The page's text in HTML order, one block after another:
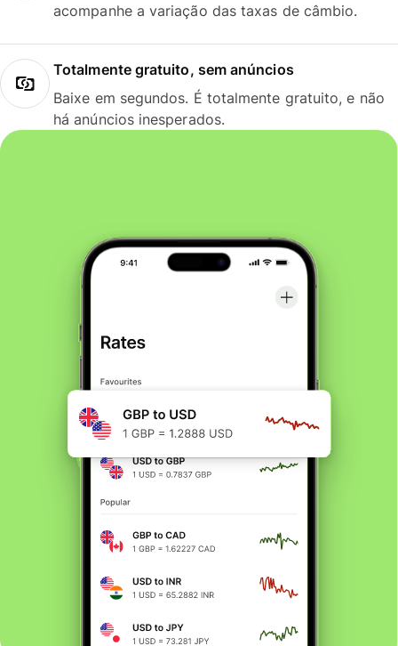
acompanhe a variação das taxas de câmbio.
Totalmente gratuito, sem anúncios
Baixe em segundos. É totalmente gratuito, e não
há anúncios inesperados.